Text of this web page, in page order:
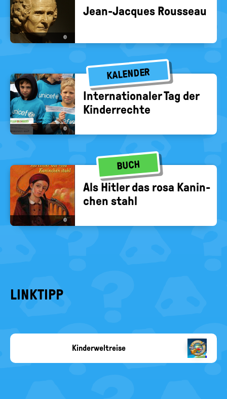
©
Jean-​Jacques Rous­se­au
KALENDER
©
In­ter­na­tio­na­ler Tag der
Kin­der­rech­te
BUCH
©
Als Hit­ler das rosa Ka­nin­
chen stahl
LINKTIPP
Kinderweltreise